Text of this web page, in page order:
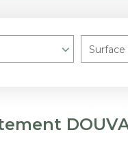
Surface